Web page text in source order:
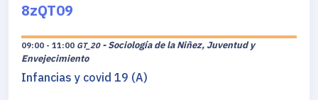
8zQT09
09:00 - 11:00 GT_20 - Sociología de la Niñez, Juventud y
Envejecimiento
Infancias y covid 19 (A)